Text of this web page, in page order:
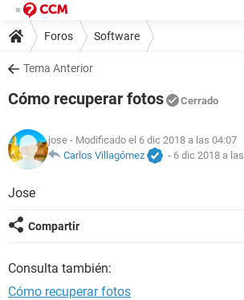
Foros Software
Tema Anterior
Cómo recuperar fotos Cerrado
jose - Modificado el 6 dic 2018 a las 04:07
Carlos Villagómez
- 6 dic 2018 a
Jose
Compartir
Consulta también:
Cómo recuperar fotos